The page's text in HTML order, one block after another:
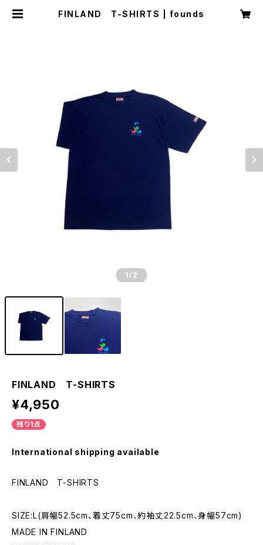
FINLAND T-SHIRTS | founds
1 /2
FINLAND T-SHIRTS
¥4,950
残り1点
International shipping available
FINLAND T-SHIRTS
SIZE:L(肩幅52.5cm、着丈75cm、約袖丈22.5cm、身幅57cm)
MADE IN FINLAND